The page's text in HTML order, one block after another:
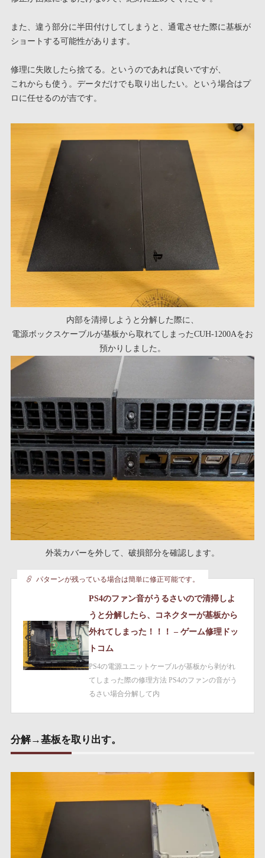
また、違う部分に半田付けしてしまうと、通電させた際に基板が
ショートする可能性があります。
修理に失敗したら捨てる。というのであれば良いですが、
これからも使う。データだけでも取り出したい。という場合はプ
ロに任せるのが吉です。
内部を清掃しようと分解した際に、
電源ボックスケーブルが基板から取れてしまったCUH-1200Aをお
預かりしました。
外装カバーを外して、破損部分を確認します。
パターンが残っている場合は簡単に修正可能です。
PS4のファン音がうるさいので清掃しよ
うと分解したら、コネクターが基板から
外れてしまった！！！ – ゲーム修理ドッ
トコム
PS4の電源ユニットケーブルが基板から剥がれ
てしまった際の修理方法 PS4のファンの音がう
るさい場合分解して内
分解→基板を取り出す。